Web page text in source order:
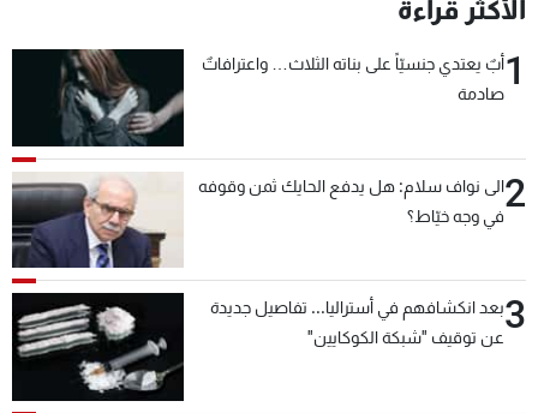
الأكثر قراءة
1أبٌ يعتدي جنسيّاً على بناته الثلاث… واعترافاتٌ
صادمة
2الى نواف سلام: هل يدفع الحايك ثمن وقوفه
في وجه خيّاط؟
3بعد انكشافهم في أستراليا... تفاصيل جديدة
عن توقيف "شبكة الكوكايين"
عن MTV
الإنـتـاج
لاعلاناتكم
شروط الإسـتخدام
سياسة الخصوصية